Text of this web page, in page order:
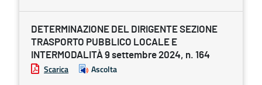
DETERMINAZIONE DEL DIRIGENTE SEZIONE
TRASPORTO PUBBLICO LOCALE E
INTERMODALITÀ 9 settembre 2024, n. 164
Scarica Ascolta